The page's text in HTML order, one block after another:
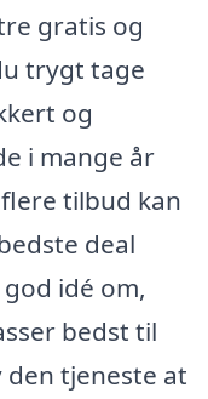
gratis og
trygt tage
og
i mange år
tilbud kan
deal
idé om,
bedst til
den tjeneste at